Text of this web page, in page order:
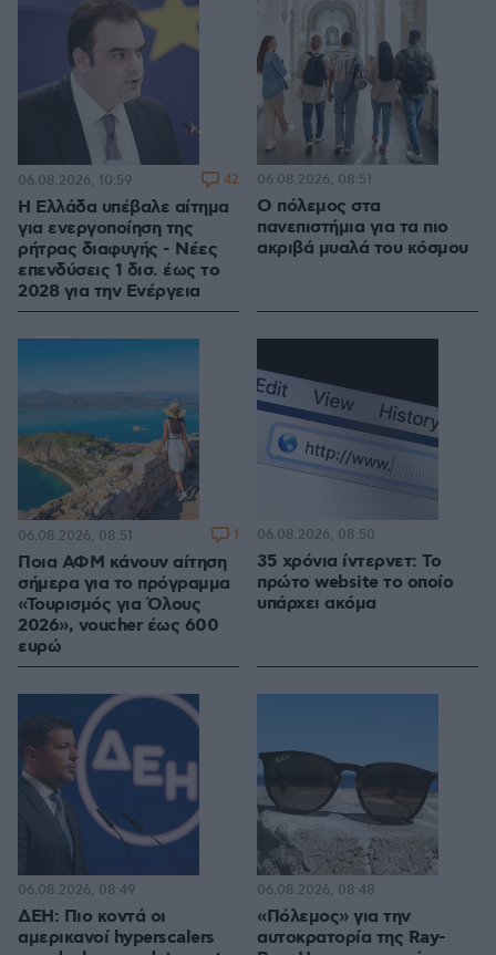
Η Ελλάδα υπέβαλε αίτημα
για ενεργοποίηση της
ρήτρας διαφυγής - Νέες
επενδύσεις 1 δισ. έως το
2028 για την Ενέργεια
06.08.2026, 10:59 42
Ο πόλεμος στα
πανεπιστήμια για τα πιο
ακριβά μυαλά του κόσμου
06.08.2026, 08:51
Ποια ΑΦΜ κάνουν αίτηση
σήμερα για το πρόγραμμα
«Τουρισμός για Όλους
2026», voucher έως 600
ευρώ
06.08.2026, 08:51 1
35 χρόνια ίντερνετ: Το
πρώτο website το οποίο
υπάρχει ακόμα
06.08.2026, 08:50
ΔΕΗ: Πιο κοντά οι
αμερικανοί hyperscalers
06.08.2026, 08:49
«Πόλεμος» για την
αυτοκρατορία της Ray-
06.08.2026, 08:48